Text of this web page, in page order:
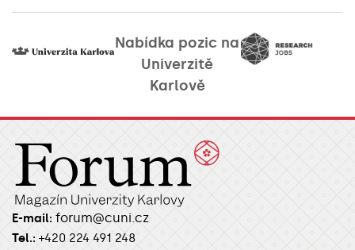
Nabídka pozic na
Univerzitě
Karlově
E-mail: forum@cuni.cz
Tel.: +420 224 491 248